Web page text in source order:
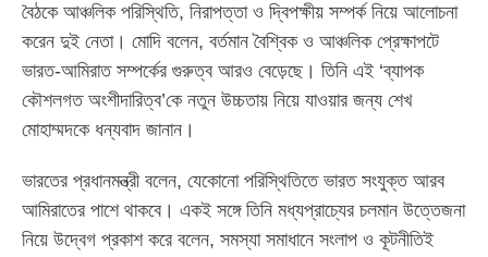
বৈঠকে আঞ্চলিক পরিস্থিতি, নিরাপত্তা ও দ্বিপক্ষীয় সম্পর্ক নিয়ে আলোচনা
করেন দুই নেতা। মোদি বলেন, বর্তমান বৈশ্বিক ও আঞ্চলিক প্রেক্ষাপটে
ভারত-আমিরাত সম্পর্কের গুরুত্ব আরও বেড়েছে। তিনি এই ‘ব্যাপক
কৌশলগত অংশীদারিত্ব’কে নতুন উচ্চতায় নিয়ে যাওয়ার জন্য শেখ
মোহাম্মদকে ধন্যবাদ জানান।
ভারতের প্রধানমন্ত্রী বলেন, যেকোনো পরিস্থিতিতে ভারত সংযুক্ত আরব
আমিরাতের পাশে থাকবে। একই সঙ্গে তিনি মধ্যপ্রাচ্যের চলমান উত্তেজনা
নিয়ে উদ্বেগ প্রকাশ করে বলেন, সমস্যা সমাধানে সংলাপ ও কূটনীতিই